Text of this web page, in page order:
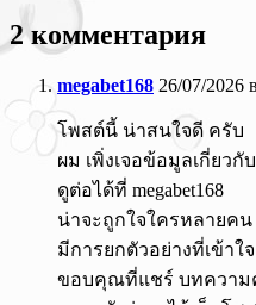
2 комментария
megabet168 26/07/2026
โพสต์นี้ น่าสนใจดี ครับ
ผม เพิ่งเจอข้อมูลเกี่ยวกั
ดูต่อได้ที่ megabet168
น่าจะถูกใจใครหลายคน
มีการยกตัวอย่างที่เข้าใจ
ขอบคุณที่แชร์ บทควา